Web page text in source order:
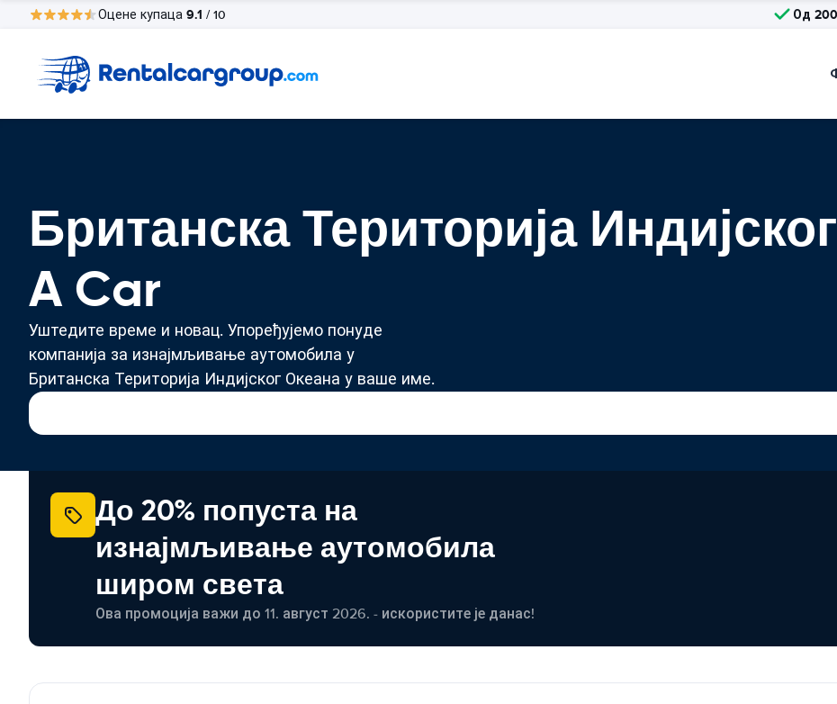
Оцене купаца 9.1 / 10 Од
Британска Територија
A Car
Уштедите време и новац. Упоређујемо понуде
компанија за изнајмљивање аутомобила у
Британска Територија Индијског Океана у ваше име.
До 20% попуста на
изнајмљивање аутомобила
широм света
Ова промоција важи до 11. август 2026. - искористите је данас!